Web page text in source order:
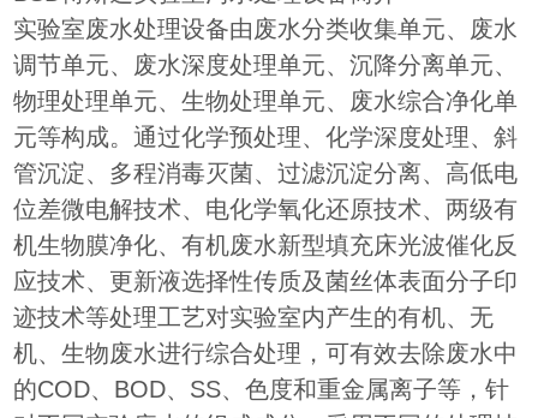
实验室废水处理设备由废水分类收集单元、废水
调节单元、废水深度处理单元、沉降分离单元、
物理处理单元、生物处理单元、废水综合净化单
元等构成。通过化学预处理、化学深度处理、斜
管沉淀、多程消毒灭菌、过滤沉淀分离、高低电
位差微电解技术、电化学氧化还原技术、两级有
机生物膜净化、有机废水新型填充床光波催化反
应技术、更新液选择性传质及菌丝体表面分子印
迹技术等处理工艺对实验室内产生的有机、无
机、生物废水进行综合处理，可有效去除废水中
的COD、BOD、SS、色度和重金属离子等，针